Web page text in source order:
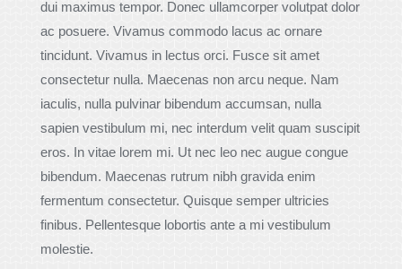
dui maximus tempor. Donec ullamcorper volutpat dolor
ac posuere. Vivamus commodo lacus ac ornare
tincidunt. Vivamus in lectus orci. Fusce sit amet
consectetur nulla. Maecenas non arcu neque. Nam
iaculis, nulla pulvinar bibendum accumsan, nulla
sapien vestibulum mi, nec interdum velit quam suscipit
eros. In vitae lorem mi. Ut nec leo nec augue congue
bibendum. Maecenas rutrum nibh gravida enim
fermentum consectetur. Quisque semper ultricies
finibus. Pellentesque lobortis ante a mi vestibulum
molestie.